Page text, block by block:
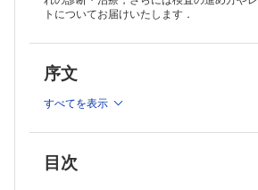
タイム・マネジメント
話題―NEWS&TOPICS
（桑原博道・田村 孔）
年版』のポイント
4．培養検査
（金澤雄大）
トについてお届けいたします．
序文
すべてを表示
目次